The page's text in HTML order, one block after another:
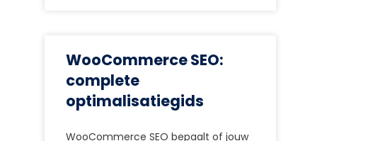
WooCommerce SEO:
complete
optimalisatiegids
WooCommerce SEO bepaalt of jouw